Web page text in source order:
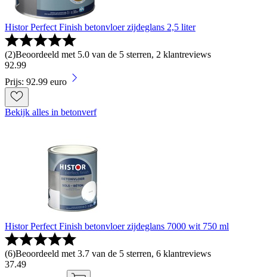
Histor Perfect Finish betonvloer zijdeglans 2,5 liter
(2)Beoordeeld met 5.0 van de 5 sterren, 2 klantreviews
92.99
Prijs: 92.99 euro
Bekijk alles in betonverf
Histor Perfect Finish betonvloer zijdeglans 7000 wit 750 ml
(6)Beoordeeld met 3.7 van de 5 sterren, 6 klantreviews
37.49